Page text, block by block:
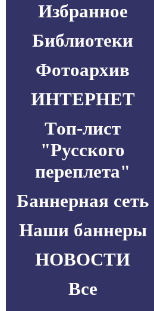
Избранное
Библиотеки
Фотоархив
ИНТЕРНЕТ
Топ-лист
"Русского
переплета"
Баннерная сеть
Наши баннеры
НОВОСТИ
Все